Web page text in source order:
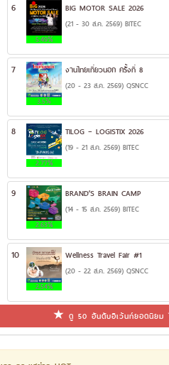
6
5.49%
BIG MOTOR SALE 2026
(21 - 30 ส.ค. 2569) BITEC
7
3.5%
งานไทยเที่ยวนอก ครั้งที่ 8
(20 - 23 ส.ค. 2569) QSNCC
8
2.77%
TILOG – LOGISTIX 2026
(19 - 21 ส.ค. 2569) BITEC
9
2.63%
BRAND’S BRAIN CAMP
(14 - 15 ส.ค. 2569) BITEC
10
2.54%
Wellness Travel Fair #1
(20 - 22 ส.ค. 2569) QSNCC
ดู 50 อันดับอีเว้นท์ยอดนิยม